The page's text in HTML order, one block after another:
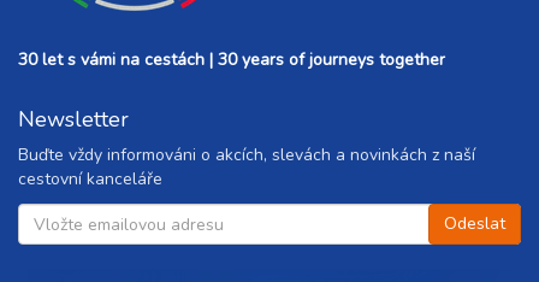
30 let s vámi na cestách | 30 years of journeys together
Newsletter
Buďte vždy informováni o akcích, slevách a novinkách z naší
cestovní kanceláře